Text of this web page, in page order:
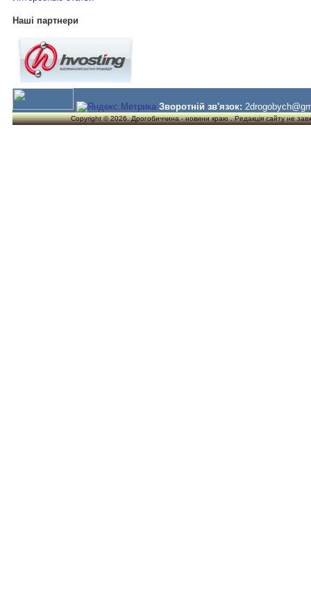
Наші партнери
Зворотній зв'язок:
Copyright © 2026. Дрогобиччина - новини краю . Редакція сайту не